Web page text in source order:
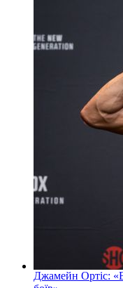
Джамейн Ортіс: